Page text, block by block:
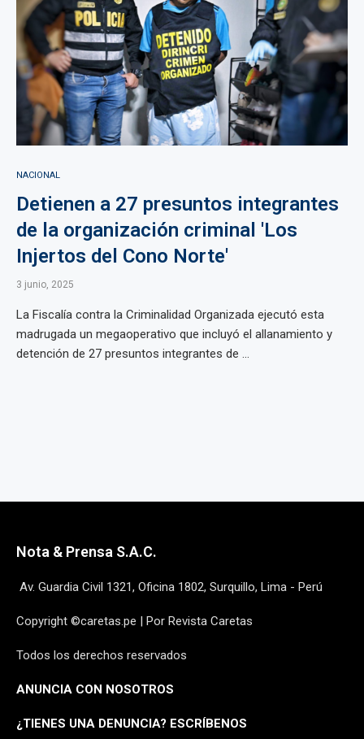
NACIONAL
Detienen a 27 presuntos integrantes
de la organización criminal 'Los
Injertos del Cono Norte'
3 junio, 2025
La Fiscalía contra la Criminalidad Organizada ejecutó esta
madrugada un megaoperativo que incluyó el allanamiento y
detención de 27 presuntos integrantes de ...
Nota & Prensa S.A.C.
Av. Guardia Civil 1321, Oficina 1802, Surquillo, Lima - Perú
Copyright ©caretas.pe | Por Revista Caretas
Todos los derechos reservados
ANUNCIA CON NOSOTROS
¿TIENES UNA DENUNCIA? ESCRÍBENOS